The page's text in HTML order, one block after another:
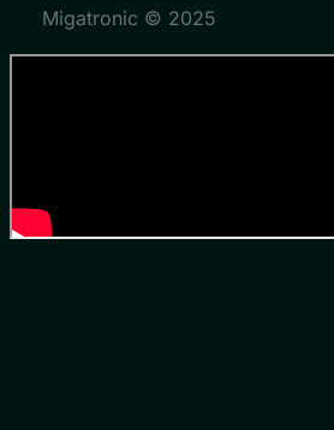
Migatronic © 2025